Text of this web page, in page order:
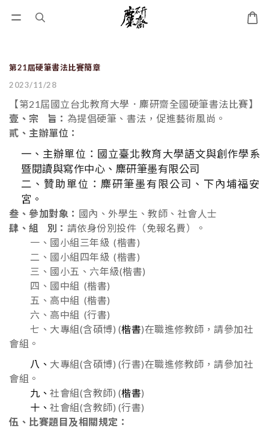
第21屆硬筆書法比賽簡章
2023/11/28
【第21屆國立台北教育大學．麋研齋全國硬筆書法比賽】
壹、宗 旨： 為提倡硬筆、書法，促進藝術風尚。
貳、主辦單位：
一、主辦單位：國立臺北教育大學語文與創作學系
暨閱讀與寫作中心、麋研筆墨有限公司
二、贊助單位：麋研筆墨有限公司、下內埔福安
宮。
叁、參加對象： 國內、外學生、教師、社會人士
肆、組 別： 請依身份別投件（免報名費）。
一、國小組三年級 (楷書)
二、國小組四年級 (楷書)
三、國小五、六年級(楷書)
四、國中組 (楷書)
五、高中組 (楷書)
六、高中組 (行書)
七、大專組(含碩博) (楷書)在職進修教師，請參加社
會組。
八、 大專組(含碩博) (行書)在職進修教師，請參加社
會組。
九、 社會組(含教師) (楷書)
十、 社會組(含教師) (行書)
伍、比賽題目及相關規定：